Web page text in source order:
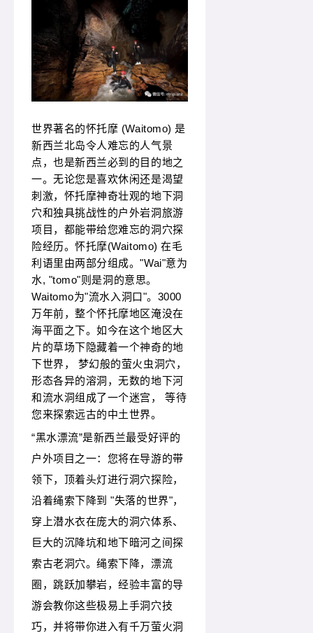
世界著名的怀托摩 (Waitomo) 是
新西兰北岛令人难忘的人气景
点，也是新西兰必到的目的地之
一。无论您是喜欢休闲还是渴望
刺激，怀托摩神奇壮观的地下洞
穴和独具挑战性的户外岩洞旅游
项目，都能带给您难忘的洞穴探
险经历。怀托摩(Waitomo) 在毛
利语里由两部分组成。"Wai"意为
水, "tomo"则是洞的意思。
Waitomo为"流水入洞口"。3000
万年前，整个怀托摩地区淹没在
海平面之下。如今在这个地区大
片的草场下隐藏着一个神奇的地
下世界， 梦幻般的萤火虫洞穴，
形态各异的溶洞，无数的地下河
和流水洞组成了一个迷宫， 等待
您来探索远古的中土世界。
“黑水漂流”是新西兰最受好评的
户外项目之一：您将在导游的带
领下，顶着头灯进行洞穴探险，
沿着绳索下降到 "失落的世界"，
穿上潜水衣在庞大的洞穴体系、
巨大的沉降坑和地下暗河之间探
索古老洞穴。绳索下降，漂流
圈，跳跃加攀岩，经验丰富的导
游会教你这些极易上手洞穴技
巧，并将带你进入有千万萤火洞